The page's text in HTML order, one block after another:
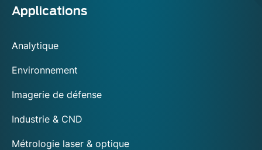
Applications
Analytique
Environnement
Imagerie de défense
Industrie & CND
Métrologie laser & optique